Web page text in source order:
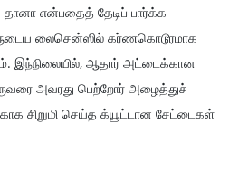
தானா என்பதைத் தேடிப் பார்க்க
லைசென்ஸில் கர்ணகொடூரமாக
இந்நிலையில், ஆதார் அட்டைக்கான
அவரது பெற்றோர் அழைத்துச்
சிறுமி செய்த க்யூட்டான சேட்டைகள்